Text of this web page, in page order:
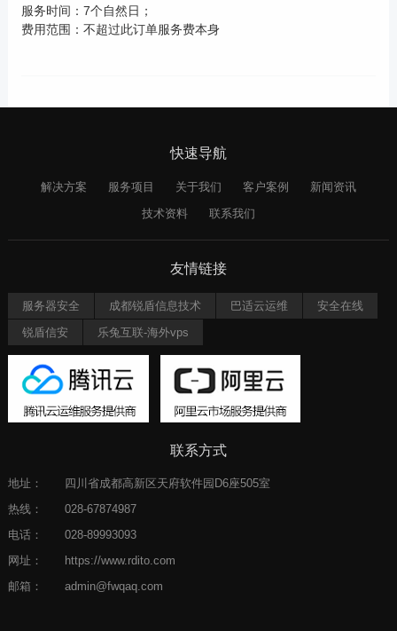
服务时间：7个自然日；
费用范围：不超过此订单服务费本身
快速导航
解决方案 服务项目 关于我们 客户案例
新闻资讯
技术资料
联系我们
友情链接
服务器安全 成都锐盾信息技术 巴适云运维
安全在线
锐盾信安
乐兔互联-海外vps
联系方式
地址：
四川省成都高新区天府软件园D6座505室
热线：
028-67874987
电话：
028-89993093
网址：
https://www.rdito.com
邮箱：
admin@fwqaq.com